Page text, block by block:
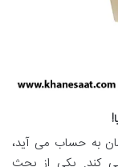
به حساب می آید،